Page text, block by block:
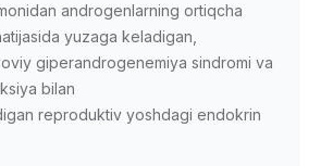
androgenlarning ortiqcha
yuzaga keladigan,
giperandrogenemiya sindromi va
bilan
reproduktiv yoshdagi endokrin